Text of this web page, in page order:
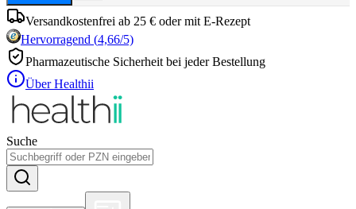
Versandkostenfrei ab 25 € oder mit E-Rezept
Hervorragend (4,66/5)
Pharmazeutische Sicherheit bei jeder Bestellung
Über Healthii
Suche